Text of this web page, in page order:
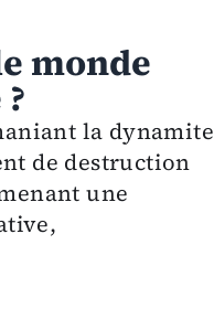
monde
la dynamite
de destruction
une